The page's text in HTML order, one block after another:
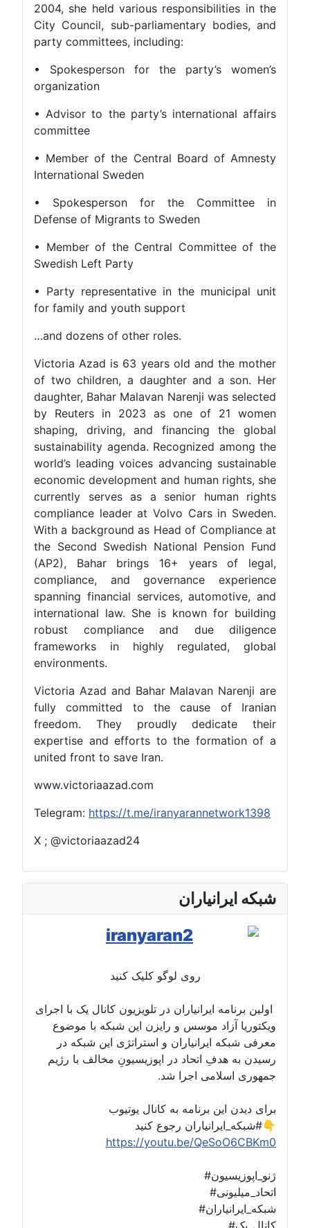
2004, she held various responsibilities in the
City Council, sub-parliamentary bodies, and
party committees, including:
• Spokesperson for the party’s women’s
organization
• Advisor to the party’s international affairs
committee
• Member of the Central Board of Amnesty
International Sweden
• Spokesperson for the Committee in
Defense of Migrants to Sweden
• Member of the Central Committee of the
Swedish Left Party
• Party representative in the municipal unit
for family and youth support
…and dozens of other roles.
Victoria Azad is 63 years old and the mother
of two children, a daughter and a son. Her
daughter, Bahar Malavan Narenji was selected
by Reuters in 2023 as one of 21 women
shaping, driving, and financing the global
sustainability agenda. Recognized among the
world’s leading voices advancing sustainable
economic development and human rights, she
currently serves as a senior human rights
compliance leader at Volvo Cars in Sweden.
With a background as Head of Compliance at
the Second Swedish National Pension Fund
(AP2), Bahar brings 16+ years of legal,
compliance, and governance experience
spanning financial services, automotive, and
international law. She is known for building
robust compliance and due diligence
frameworks in highly regulated, global
environments.
Victoria Azad and Bahar Malavan Narenji are
fully committed to the cause of Iranian
freedom. They proudly dedicate their
expertise and efforts to the formation of a
united front to save Iran.
www.victoriaazad.com
Telegram: https://t.me/iranyarannetwork1398
X ; @victoriaazad24
شبکه ایرانیاران
روی لوگو کلیک کنید
اولین برنامه ایرانیاران در تلویزیون کانال یک با اجرای
ویکتوریا آزاد موسس و رایزن این شبکه با موضوع
معرفی شبکه ایرانیاران و استراتژی این شبکه در
رسیدن به هدفِ اتحاد در اپوزیسیونِ مخالف با رژیم
جمهوری اسلامی اجرا شد.
برای دیدن این برنامه به کانال یوتیوب
#شبکه_ایرانیاران رجوع کنید👇
https://youtu.be/QeSoO6CBKm0
#ژنو_اپوزیسیون
#اتحاد_میلیونی
#شبکه_ایرانیاران
#کانال_یک